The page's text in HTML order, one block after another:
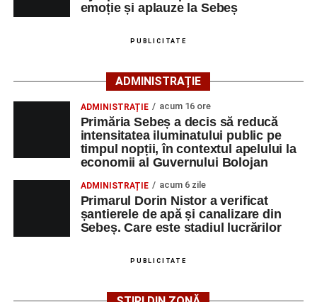
– Locuri de muncă vacante”
. De asemenea, informații
Lista publicată de AJOFM Alba include, pe lângă
denumirea posturilor vacante din Săsciori, și datele de
contact ale angajatorilor, precum numere de telefon și
adrese de e-mail, pentru ca persoanele interesate să
poată solicita detalii despre condițiile de angajare,
programul de lucru și procesul de recrutare.
Mai jos puteți consulta lista completă a locurilor de
muncă disponibile în comuna Săsciori la data de 4
emoție și aplauze la Sebeș
PUBLICITATE
ADMINISTRAȚIE
ADMINISTRAȚIE acum 16 ore
Primăria Sebeș a decis să reducă
intensitatea iluminatului public pe
timpul nopții, în contextul apelului la
economii al Guvernului Bolojan
ADMINISTRAȚIE acum 6 zile
Primarul Dorin Nistor a verificat
șantierele de apă și canalizare din
Sebeș. Care este stadiul lucrărilor
PUBLICITATE